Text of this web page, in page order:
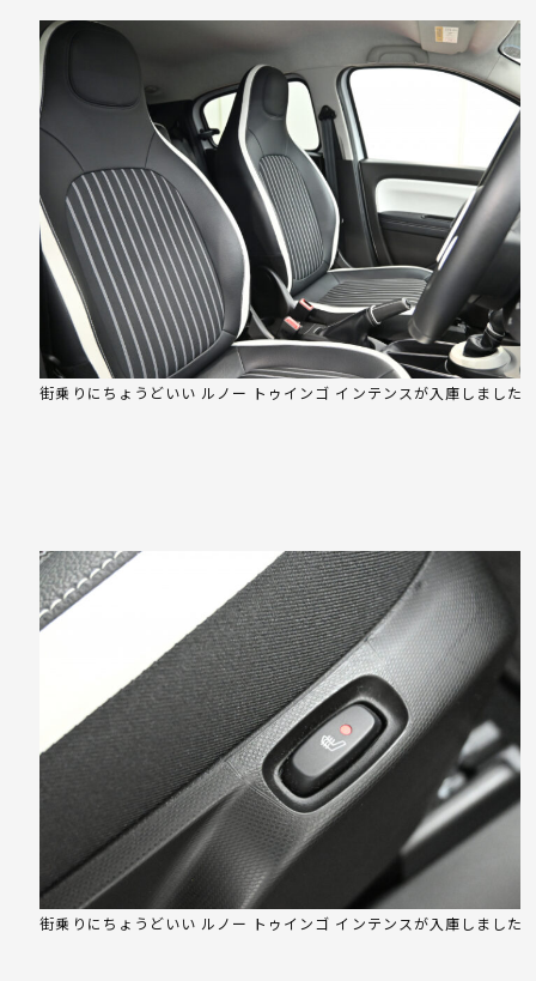
街乗りにちょうどいい ルノー トゥインゴ インテンスが入庫しました
街乗りにちょうどいい ルノー トゥインゴ インテンスが入庫しました